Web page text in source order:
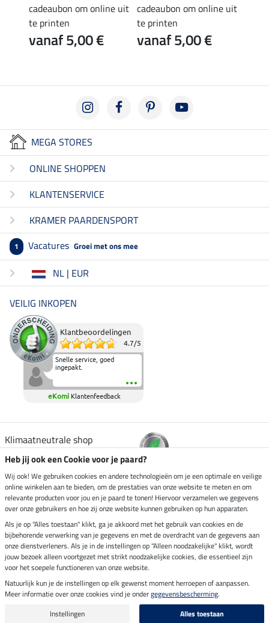
cadeaubon om online uit
te printen
vanaf 5,00 €
cadeaubon om online uit
te printen
vanaf 5,00 €
MEGA STORES
ONLINE SHOPPEN
KLANTENSERVICE
KRAMER PAARDENSPORT
1 Vacatures Groei met ons mee
NL | EUR
VEILIG INKOPEN
Klantbeoordelingen
4.7/5
Snelle service, goed
ingepakt.
eKomi Klantenfeedback
Klimaatneutrale shop
Verzending per
Veilig betalen met
Impressum
Laatste update op 07.08.2026 om 14:39 uur
Alle prijzen in euro's, incl. BTW, excl. verzendkosten.
Heb jij ook een Cookie voor je paard?
Wij ook! We gebruiken cookies en andere technologieën om je een optimale en veilige
online winkelen aan te bieden, om de prestaties van onze website te meten en om
relevante producten voor jou en je paard te tonen! Hiervoor verzamelen we gegevens
over onze gebruikers en hoe zij onze website kunnen gebruiken op hun apparaten.
Als je op "Alles toestaan" klikt, ga je akkoord met het gebruik van cookies en de
bijbehorende verwerking van je gegevens en met de overdracht van de gegevens aan
onze dienstverleners. Als je in de instellingen op "Alleen noodzakelijke" klikt, wordt
jouw bezoek alleen voortgezet met strikt noodzakelijke cookies, die essentieel zijn
voor het soepele functioneren van onze website.
Natuurlijk kun je de instellingen op elk gewenst moment herroepen of aanpassen.
Meer informatie over onze cookies vind je ondergegevensbescherming.
Instellingen
Alles toestaan